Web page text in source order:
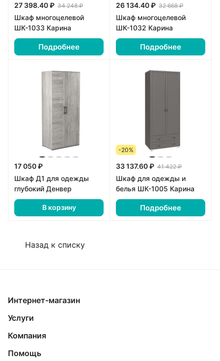
27 398.40 ₽ 34 248 ₽
Шкаф многоцелевой
ШК-1033 Карина
Подробнее
26 134.40 ₽ 32 668 ₽
Шкаф многоцелевой
ШК-1032 Карина
Подробнее
17 050 ₽
Шкаф Д1 для одежды
глубокий Денвер
В корзину
-20%
33 137.60 ₽ 41 422 ₽
Шкаф для одежды и
белья ШК-1005 Карина
Подробнее
Назад к списку
Интернет-магазин
Услуги
Компания
Помощь